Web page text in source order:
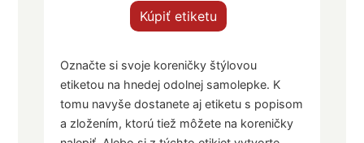
Kúpiť etiketu
Označte si svoje koreničky štýlovou
etiketou na hnedej odolnej samolepke. K
tomu navyše dostanete aj etiketu s popisom
a zložením, ktorú tiež môžete na koreničky